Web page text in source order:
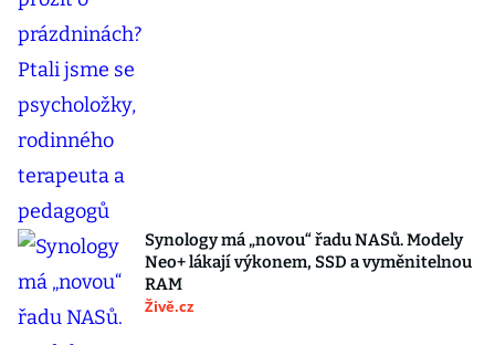
Synology má „novou“ řadu NASů. Modely
Neo+ lákají výkonem, SSD a vyměnitelnou
RAM
Živě.cz